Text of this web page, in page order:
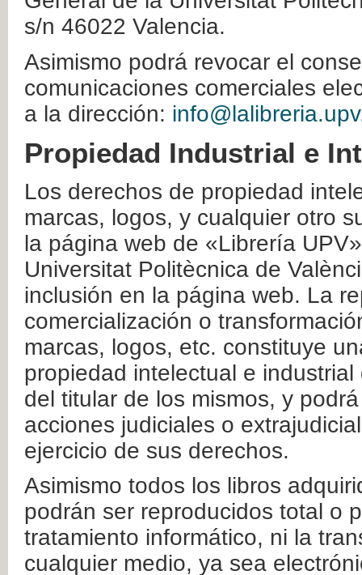
s/n 46022 Valencia.
Asimismo podrá revocar el
comunicaciones comerciales
a la dirección:
Propiedad Industrial e
Los derechos de propiedad
marcas, logos, y cualquier otro
la página web de «Librería
Universitat Politècnica de
inclusión en la página web. La
comercialización o
marcas, logos, etc. constituye
propiedad intelectual e
del titular de los mismos, y
acciones judiciales o
ejercicio de sus derechos.
Asimismo todos los libros
podrán ser reproducidos total o
tratamiento informático, ni la
cualquier medio, ya sea